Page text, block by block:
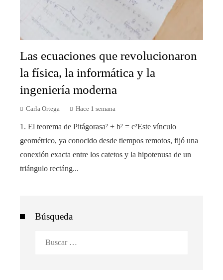
Las ecuaciones que revolucionaron
la física, la informática y la
ingeniería moderna
Carla Ortega Hace 1 semana
1. El teorema de Pitágorasa² + b² = c²Este vínculo
geométrico, ya conocido desde tiempos remotos, fijó una
conexión exacta entre los catetos y la hipotenusa de un
triángulo rectáng...
Búsqueda